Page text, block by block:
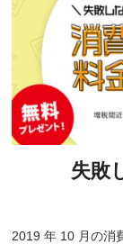
２
失敗
2019 年 10 月の消